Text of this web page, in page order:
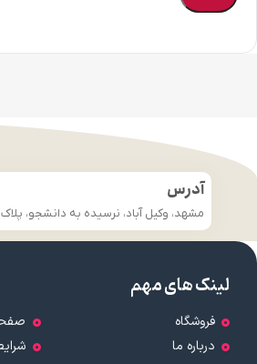
آدرس
مشهد، وکیل آباد، نرسیده به دانشجو، پلاک 529
لینک های مهم
فروشگاه
درباره ما